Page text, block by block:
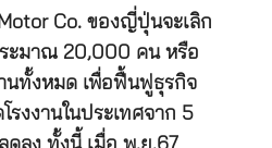
Co. ของญี่ปุ่นจะเลิก
ะมาณ 20,000 คน หรือ
นทั้งหมด เพื่อฟื้นฟูธุรกิจ
งงานในประเทศจาก 5